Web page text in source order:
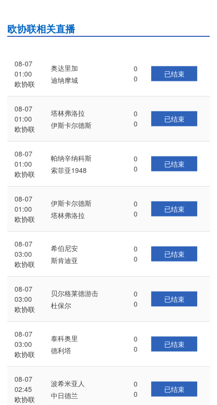
欧协联相关直播
08-07
01:00
欧协联
奥达里加
0
0
迪纳摩城
已结束
08-07
01:00
欧协联
塔林弗洛拉
0
0
伊斯卡尔德斯
已结束
08-07
01:00
欧协联
帕纳辛纳科斯
0
0
索菲亚1948
已结束
08-07
01:00
欧协联
伊斯卡尔德斯
0
0
塔林弗洛拉
已结束
08-07
03:00
欧协联
希伯尼安
0
0
斯肯迪亚
已结束
08-07
03:00
欧协联
贝尔格莱德游击
0
0
杜保尔
已结束
08-07
03:00
欧协联
泰科奥里
0
0
德利塔
已结束
08-07
02:45
欧协联
波希米亚人
0
0
中日德兰
已结束